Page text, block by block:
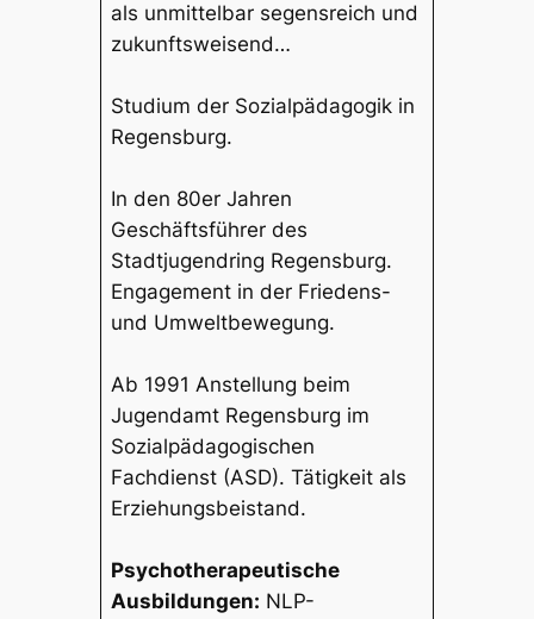
als unmittelbar segensreich und
zukunftsweisend…
Studium der Sozialpädagogik in
Regensburg.
In den 80er Jahren
Geschäftsführer des
Stadtjugendring Regensburg.
Engagement in der Friedens-
und Umweltbewegung.
Ab 1991 Anstellung beim
Jugendamt Regensburg im
Sozialpädagogischen
Fachdienst (ASD). Tätigkeit als
Erziehungsbeistand.
Psychotherapeutische
Ausbildungen: NLP-